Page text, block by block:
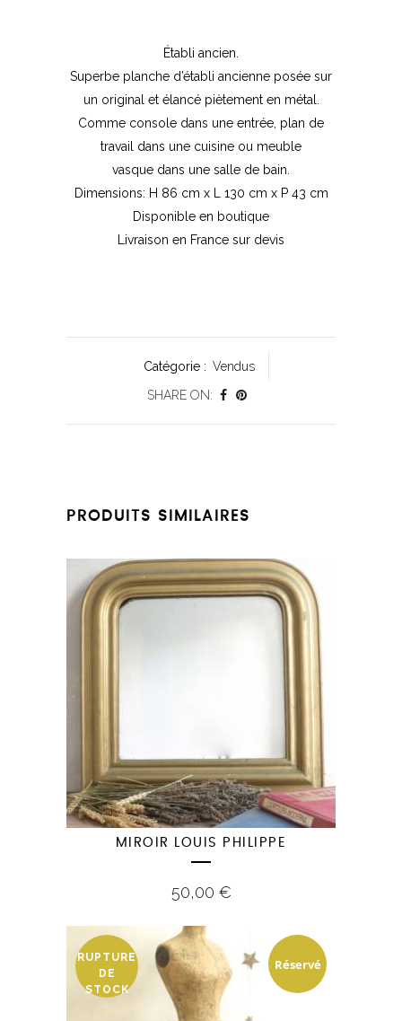
Établi ancien.
Superbe planche d’établi ancienne posée sur
un original et élancé piètement en métal.
Comme console dans une entrée, plan de
travail dans une cuisine ou meuble
vasque dans une salle de bain.
Dimensions: H 86 cm x L 130 cm x P 43 cm
Disponible en boutique
Livraison en France sur devis
Catégorie : Vendus
SHARE ON:
PRODUITS SIMILAIRES
MIROIR LOUIS PHILIPPE
50,00 €
Réservé
RUPTURE
DE
STOCK